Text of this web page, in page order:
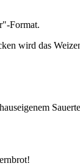
Format.
wird das